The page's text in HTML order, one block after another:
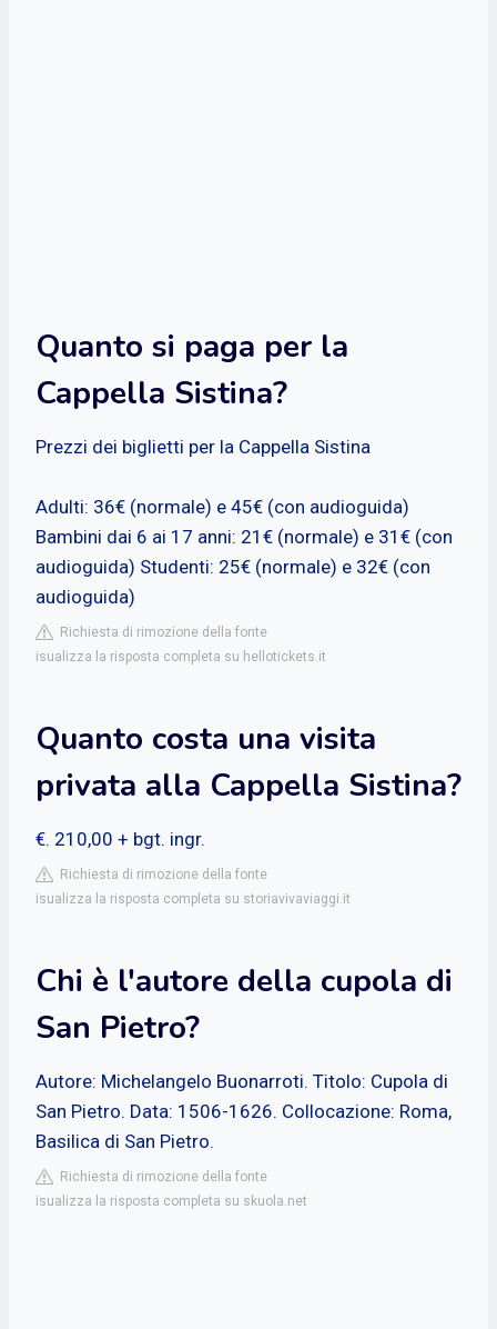
Quanto si paga per la
Cappella Sistina?
Prezzi dei biglietti per la Cappella Sistina
Adulti: 36€ (normale) e 45€ (con audioguida)
Bambini dai 6 ai 17 anni: 21€ (normale) e 31€ (con
audioguida) Studenti: 25€ (normale) e 32€ (con
audioguida)
Richiesta di rimozione della fonte
isualizza la risposta completa su hellotickets.it
Quanto costa una visita
privata alla Cappella Sistina?
€. 210,00 + bgt. ingr.
Richiesta di rimozione della fonte
isualizza la risposta completa su storiavivaviaggi.it
Chi è l'autore della cupola di
San Pietro?
Autore: Michelangelo Buonarroti. Titolo: Cupola di
San Pietro. Data: 1506-1626. Collocazione: Roma,
Basilica di San Pietro.
Richiesta di rimozione della fonte
isualizza la risposta completa su skuola.net